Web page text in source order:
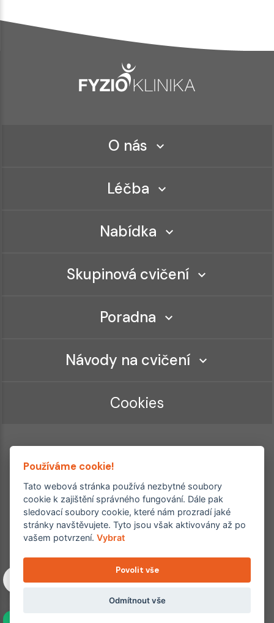
O nás
Léčba
Nabídka
Skupinová cvičení
Poradna
Návody na cvičení
Cookies
Ordinace roku
Rehabilitační ordinace
2. místo – 2017/2019
Copyright © 2011–2026 FYZIOklinika s.r.o.
Machkova 1642/2, Praha 4, Jižní Město – Chodov
Všechna práva vyhrazena. Jakékoliv užití obsahu či jeho částí
Používáme cookie!
Tato webová stránka používá nezbytné soubory
cookie k zajištění správného fungování. Dále pak
sledovací soubory cookie, které nám prozradí jaké
stránky navštěvujete. Tyto jsou však aktivovány až po
vašem potvrzení.Vybrat
Povolit vše
Odmítnout vše